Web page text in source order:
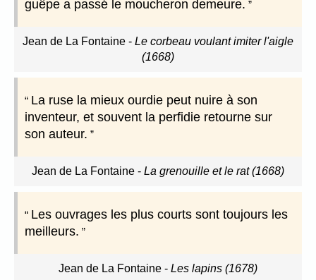
guêpe a passé le moucheron demeure.
Jean de La Fontaine - Le corbeau voulant imiter l'aigle
(1668)
La ruse la mieux ourdie peut nuire à son
inventeur, et souvent la perfidie retourne sur
son auteur.
Jean de La Fontaine - La grenouille et le rat (1668)
Les ouvrages les plus courts sont toujours les
meilleurs.
Jean de La Fontaine - Les lapins (1678)